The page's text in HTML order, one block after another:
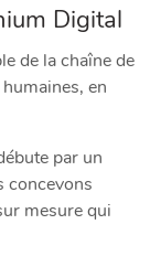
Digital
de la chaîne de
en
par un
concevons
mesure qui